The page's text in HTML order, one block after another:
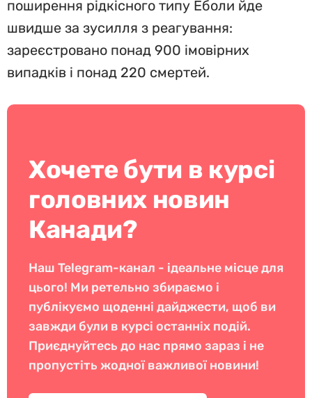
поширення рідкісного типу Еболи йде
швидше за зусилля з реагування:
зареєстровано понад 900 імовірних
випадків і понад 220 смертей.
Хочете бути в курсі
головних новин
Канади?
Наш Telegram-канал - ідеальне місце для
цього! Ми ретельно збираємо і
публікуємо щоденні дайджести, щоб ви
завжди були в курсі останніх подій.
Приєднуйтесь до нас прямо зараз і не
пропустіть жодної важливої новини!